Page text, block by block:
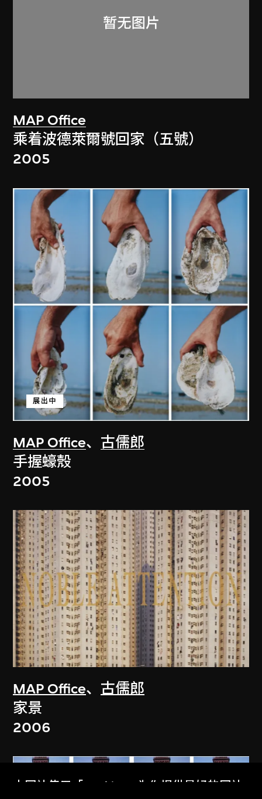
MAP Office
乘着波德萊爾號回家（五號）
2005
MAP Office、 古儒郎
展出中
手握蠔殼
2005
MAP Office、 古儒郎
家景
2006
本网站使用「Cookies」为你提供最好的网站